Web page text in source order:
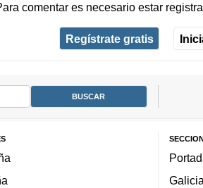
comentar es necesario estar
Regístrate gratis
Galicia